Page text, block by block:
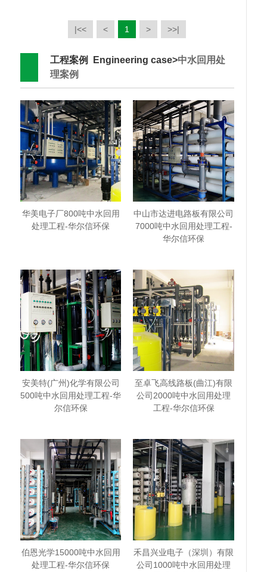
|<< < 1 > >>|
工程案例 Engineering case>中水回用处
理案例
华美电子厂800吨中水回用
处理工程-华尔信环保
中山市达进电路板有限公司
7000吨中水回用处理工程-
华尔信环保
安美特(广州)化学有限公司
500吨中水回用处理工程-华
尔信环保
至卓飞高线路板(曲江)有限
公司2000吨中水回用处理
工程-华尔信环保
伯恩光学15000吨中水回用
处理工程-华尔信环保
禾昌兴业电子（深圳）有限
公司1000吨中水回用处理